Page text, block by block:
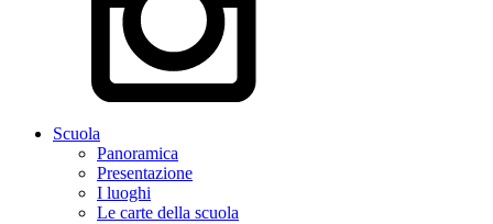
Scuola
Panoramica
Presentazione
I luoghi
Le carte della scuola